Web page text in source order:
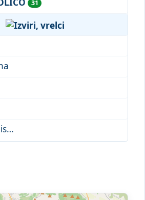
31
Trdnjava Klis